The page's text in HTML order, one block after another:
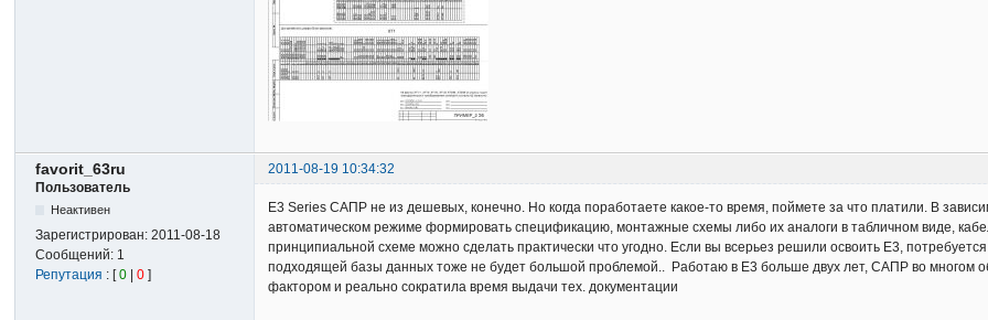
favorit_63ru
2011-08-19 10:34:32
Пользователь
Неактивен
Зарегистрирован:2011-08-18
Сообщений: 1
Репутация : [0 |0 ]
Е3 Series САПР не из дешевых, конечно. Но когда поработаете какое-то время, поймете за что платили. В
автоматическом режиме формировать спецификацию, монтажные схемы либо их аналоги в табличном виде,
принципиальной схеме можно сделать практически что угодно. Если вы всерьез решили освоить Е3,
подходящей базы данных тоже не будет большой проблемой.. Работаю в Е3 больше двух лет, САПР во многом
фактором и реально сократила время выдачи тех. документации